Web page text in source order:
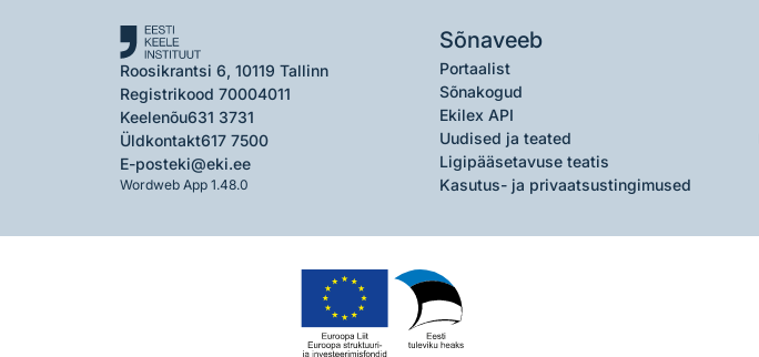
Roosikrantsi 6, 10119 Tallinn
Registrikood 70004011
Keelenõu631 3731
Üldkontakt617 7500
E-posteki@eki.ee
Wordweb App 1.48.0
Sõnaveeb
Portaalist
Sõnakogud
Ekilex API
Uudised ja teated
Ligipääsetavuse teatis
Kasutus- ja privaatsustingimused